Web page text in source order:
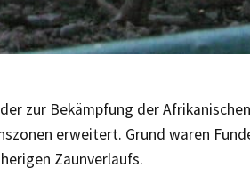
zur Bekämpfung der Afrikanischen
erweitert. Grund waren
Zaunverlaufs.